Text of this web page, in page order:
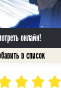
онлайн!